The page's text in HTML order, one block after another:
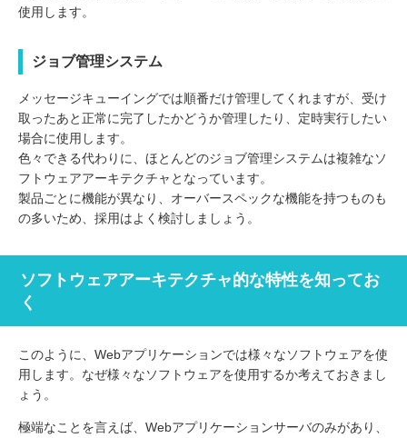
使用します。
ジョブ管理システム
メッセージキューイングでは順番だけ管理してくれますが、受け
取ったあと正常に完了したかどうか管理したり、定時実行したい
場合に使用します。
色々できる代わりに、ほとんどのジョブ管理システムは複雑なソ
フトウェアアーキテクチャとなっています。
製品ごとに機能が異なり、オーバースペックな機能を持つものも
の多いため、採用はよく検討しましょう。
ソフトウェアアーキテクチャ的な特性を知ってお
く
このように、Webアプリケーションでは様々なソフトウェアを使
用します。なぜ様々なソフトウェアを使用するか考えておきまし
ょう。
極端なことを言えば、Webアプリケーションサーバのみがあり、